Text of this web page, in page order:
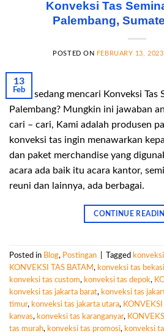
Konveksi Tas
Palembang,
POSTED ON FEBRUARY 13, 2023
13
Feb
Anda sedang mencari Konveksi
Palembang? Mungkin ini jawaban
cari – cari, Kami adalah produsen
konveksi tas ingin menawarkan
dan paket merchandise yang
acara ada baik itu acara kantor,
reuni dan lainnya, ada berbagai.
CONTINUE
Posted in Blog, Postingan Tagged
KONVEKSI TAS BATAM, konveksi tas bekasi
konveksi tas custom, konveksi tas depok,
konveksi tas jakarta barat, konveksi tas
timur, konveksi tas jakarta utara,
kanvas, konveksi tas karanganyar,
tas murah, konveksi tas promosi, konveksi